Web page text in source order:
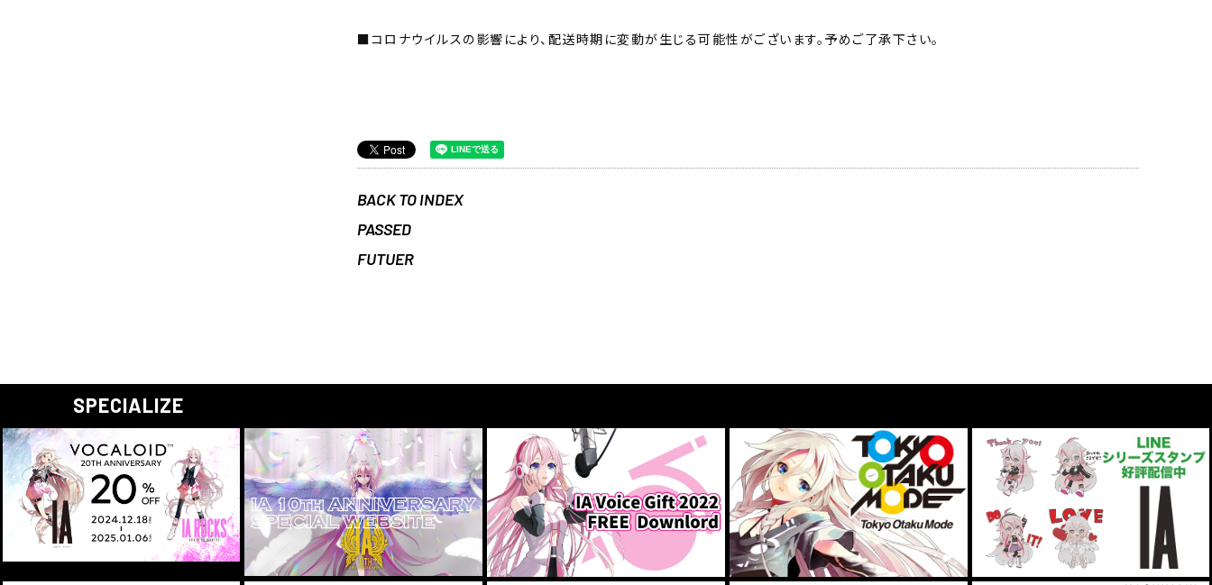
■コロナウイルスの影響により、配送時期に変動が生じる可能性がございます。予めご了承下さい。
BACK TO INDEX
PASSED
FUTUER
SPECIALIZE